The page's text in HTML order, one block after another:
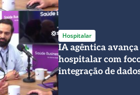
Hospitalar
IA agêntica
hospitalar com
integração de